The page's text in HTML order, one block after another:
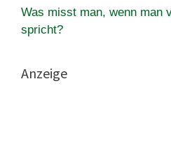
Was misst man, wenn man
spricht?
Anzeige